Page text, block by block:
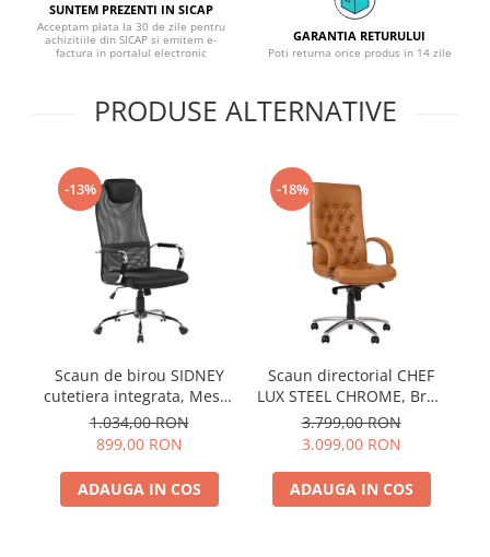
SUNTEM PREZENTI IN SICAP
Acceptam plata la 30 de zile pentru
achizitiile din SICAP si emitem e-
factura in portalul electronic
GARANTIA RETURULUI
Poti returna orice produs in 14 zile
PRODUSE ALTERNATIVE
-13%
Scaun de birou SIDNEY
cutetiera integrata, Mesh,
Negru
1.034,00 RON
899,00 RON
ADAUGA IN COS
-18%
Scaun directorial CHEF
LUX STEEL CHROME, Brun
deschis, piele naturala
3.799,00 RON
3.099,00 RON
ADAUGA IN COS